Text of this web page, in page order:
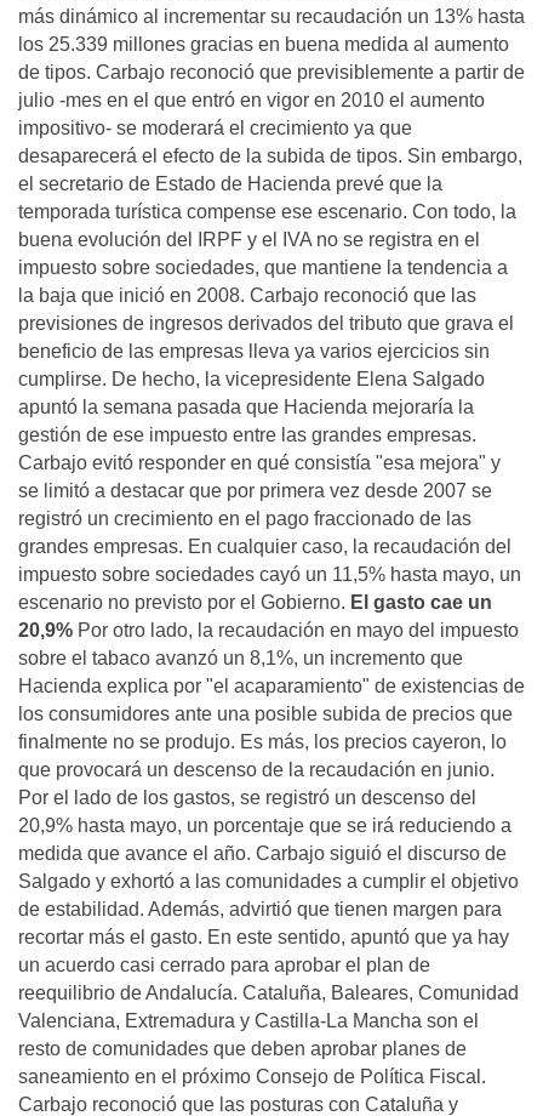
más dinámico al incrementar su recaudación un 13% hasta
los 25.339 millones gracias en buena medida al aumento
de tipos. Carbajo reconoció que previsiblemente a partir de
julio -mes en el que entró en vigor en 2010 el aumento
impositivo- se moderará el crecimiento ya que
desaparecerá el efecto de la subida de tipos. Sin embargo,
el secretario de Estado de Hacienda prevé que la
temporada turística compense ese escenario. Con todo, la
buena evolución del IRPF y el IVA no se registra en el
impuesto sobre sociedades, que mantiene la tendencia a
la baja que inició en 2008. Carbajo reconoció que las
previsiones de ingresos derivados del tributo que grava el
beneficio de las empresas lleva ya varios ejercicios sin
cumplirse. De hecho, la vicepresidente Elena Salgado
apuntó la semana pasada que Hacienda mejoraría la
gestión de ese impuesto entre las grandes empresas.
Carbajo evitó responder en qué consistía "esa mejora" y
se limitó a destacar que por primera vez desde 2007 se
registró un crecimiento en el pago fraccionado de las
grandes empresas. En cualquier caso, la recaudación del
impuesto sobre sociedades cayó un 11,5% hasta mayo, un
escenario no previsto por el Gobierno. El gasto cae un
20,9% Por otro lado, la recaudación en mayo del impuesto
sobre el tabaco avanzó un 8,1%, un incremento que
Hacienda explica por "el acaparamiento" de existencias de
los consumidores ante una posible subida de precios que
finalmente no se produjo. Es más, los precios cayeron, lo
que provocará un descenso de la recaudación en junio.
Por el lado de los gastos, se registró un descenso del
20,9% hasta mayo, un porcentaje que se irá reduciendo a
medida que avance el año. Carbajo siguió el discurso de
Salgado y exhortó a las comunidades a cumplir el objetivo
de estabilidad. Además, advirtió que tienen margen para
recortar más el gasto. En este sentido, apuntó que ya hay
un acuerdo casi cerrado para aprobar el plan de
reequilibrio de Andalucía. Cataluña, Baleares, Comunidad
Valenciana, Extremadura y Castilla-La Mancha son el
resto de comunidades que deben aprobar planes de
saneamiento en el próximo Consejo de Política Fiscal.
Carbajo reconoció que las posturas con Cataluña y